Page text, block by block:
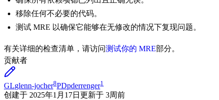
移除任何不必要的代码。
测试 MRE 以确保它能够在无修改的情况下复现问题。
有关详细的检查清单，请访问测试你的 MRE部分。
贡献者
GLglenn-jocher8PDpderrenger1
创建于 2025年1月17日 更新于 3周前